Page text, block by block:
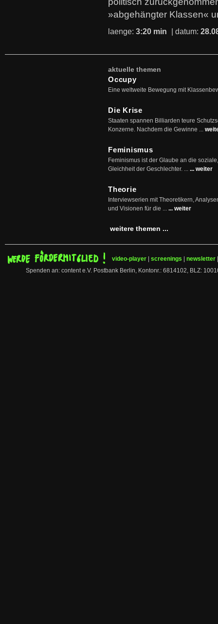
»abgehängter Klassen«
laenge: 3:20 min | datum:
aktuelle themen
Occupy
Eine weltweite Bewegung mit
Die Krise
Staaten spannen Billiarden teure
Konzerne. Nachdem die Gewinne ...
Feminismus
Feminismus ist der Glaube an die
Gleichheit der Geschlechter. ... ... weiter
Theorie
Interviewserien mit Theoretikern,
und Visionen für die ... ... weiter
weitere themen ...
video-player screenings newsletter
Spenden an: content e.V. Postbank Berlin, Kontonr.: 6814102, BLZ: